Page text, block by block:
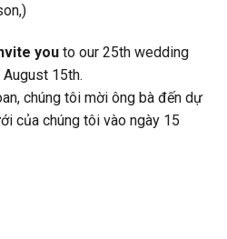
you to our 25th wedding
15th.
chúng tôi mời ông bà đến dự
của chúng tôi vào ngày 15